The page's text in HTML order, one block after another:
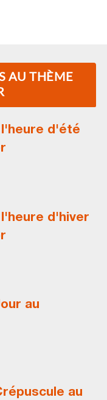
AU THÈME
d'été
d'hiver
au
au